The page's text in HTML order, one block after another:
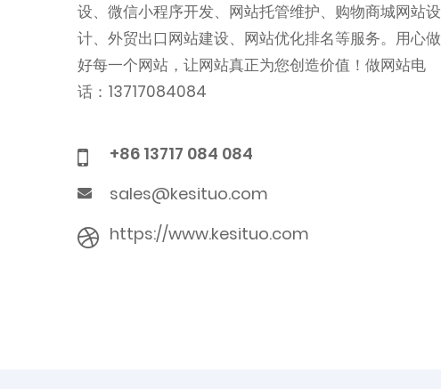
设、微信小程序开发、网站托管维护、购物商城网站设
计、外贸出口网站建设、网站优化排名等服务。用心做
好每一个网站，让网站真正为您创造价值！做网站电
话：13717084084
+86 13717 084 084
sales@kesituo.com
https://www.kesituo.com